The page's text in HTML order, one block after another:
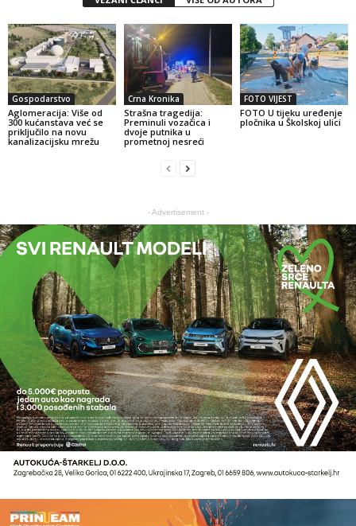
Gospodarstvo
Aglomeracija: Više od
300 kućanstava već se
priključilo na novu
kanalizacijsku mrežu
Crna Kronika
Strašna tragedija:
Preminuli vozačica i
dvoje putnika u
prometnoj nesreći
FOTO VIJEST
FOTO U tijeku uređenje
pločnika u Školskoj ulici
- Advertisement -